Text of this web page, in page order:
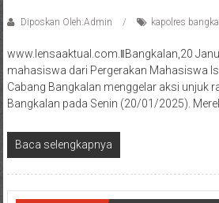
Diposkan Oleh:Admin kapolres
www.lensaaktual.com.ǁBangkalan,20
mahasiswa dari Pergerakan Mahasiswa
Cabang Bangkalan menggelar aksi unjuk
Bangkalan pada Senin (20/01/2025).
Baca selengkapnya